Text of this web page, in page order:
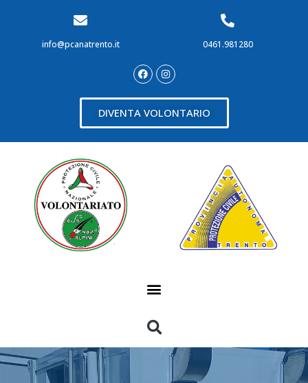
info@pcanatrento.it 0461.981280
DIVENTA VOLONTARIO